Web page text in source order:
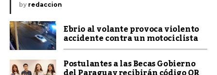
by redaccion
Ebrio al volante provoca violento
accidente contra un motociclista
Postulantes a las Becas Gobierno